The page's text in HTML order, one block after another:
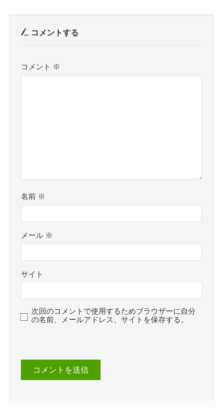
コメントする
コメント ※
名前 ※
メール ※
サイト
次回のコメントで使用するためブラウザーに自分
の名前、メールアドレス、サイトを保存する。